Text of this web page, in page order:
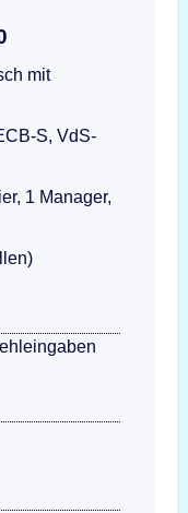
dormakaba
mit
S, VdS-
1 Manager,